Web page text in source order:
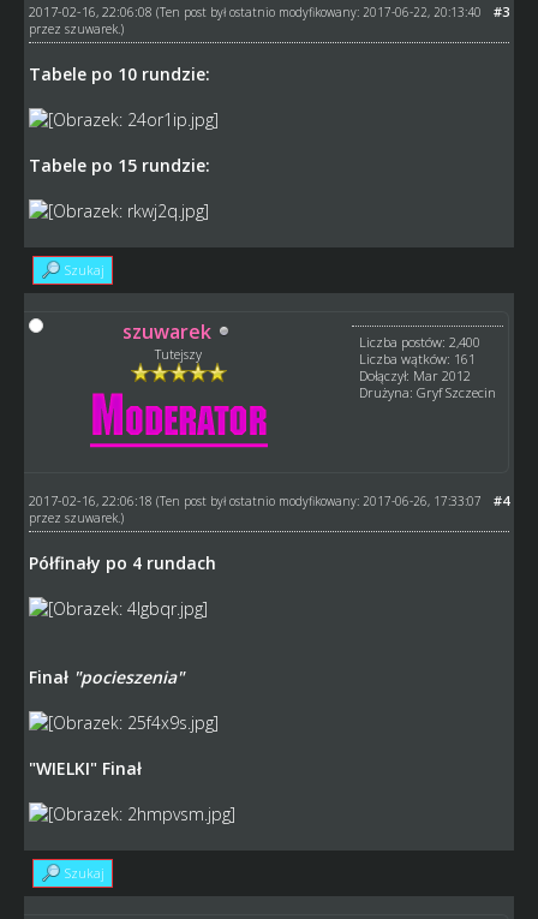
#3
2017-02-16, 22:06:08 (Ten post był ostatnio modyfikowany: 2017-06-22, 20:13:40
przez szuwarek.)
Tabele po 10 rundzie:
Tabele po 15 rundzie:
Szukaj
szuwarek
Tutejszy
Liczba postów: 2,400
Liczba wątków: 161
Dołączył: Mar 2012
Drużyna: Gryf Szczecin
#4
2017-02-16, 22:06:18 (Ten post był ostatnio modyfikowany: 2017-06-26, 17:33:07
przez szuwarek.)
Półfinały po 4 rundach
Finał "pocieszenia"
"WIELKI" Finał
Szukaj